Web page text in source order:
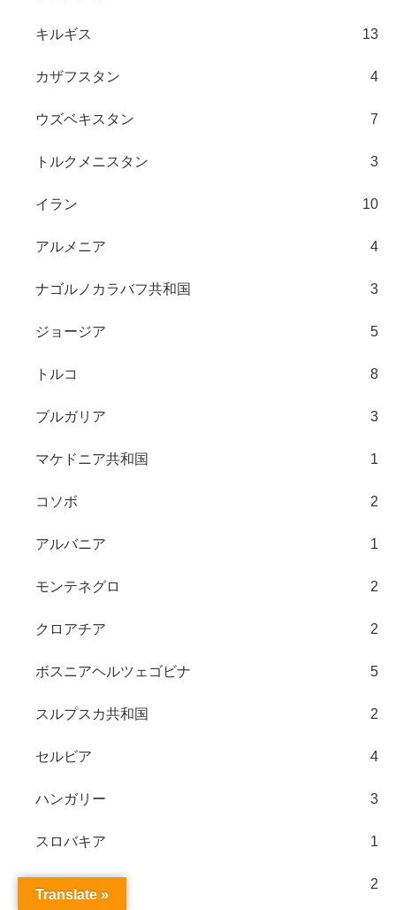
キルギス 13
カザフスタン 4
ウズベキスタン 7
トルクメニスタン 3
イラン 10
アルメニア 4
ナゴルノカラバフ共和国 3
ジョージア 5
トルコ 8
ブルガリア 3
マケドニア共和国 1
コソボ 2
アルバニア 1
モンテネグロ 2
クロアチア 2
ボスニアヘルツェゴビナ 5
スルプスカ共和国 2
セルビア 4
ハンガリー 3
スロバキア 1
2
Translate »